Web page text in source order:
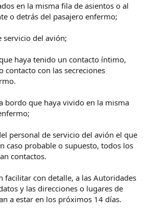
en la misma fila de asientos o al
o detrás del pasajero enfermo;
servicio del avión;
haya tenido un contacto íntimo,
contacto con las secreciones
bordo que haya vivido en la misma
personal de servicio del avión el que
caso probable o supuesto, todos los
contactos.
facilitar con detalle, a las Autoridades
y las direcciones o lugares de
a estar en los próximos 14 días.